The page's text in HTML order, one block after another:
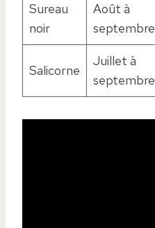
Sureau
noir
Août à
septembre
Salicorne
Juillet à
septembre